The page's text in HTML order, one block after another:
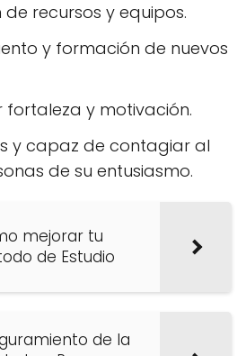
recursos y equipos.
y formación de nuevos
fortaleza y motivación.
y capaz de contagiar al
de su entusiasmo.
mejorar tu
de Estudio
de la